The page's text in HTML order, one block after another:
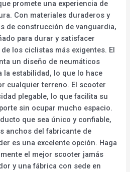
promete una experiencia de
Con materiales duraderos y
de construcción de vanguardia,
para durar y satisfacer
los ciclistas más exigentes. El
un diseño de neumáticos
la estabilidad, lo que lo hace
cualquier terreno. El scooter
plegable, lo que facilita su
sin ocupar mucho espacio.
que sea único y confiable,
anchos del fabricante de
es una excelente opción. Haga
el mejor scooter jamás
y una fábrica con sede en